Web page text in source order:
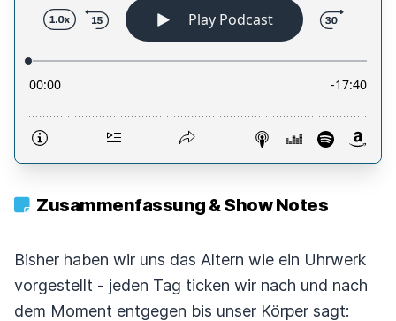
Zusammenfassung & Show Notes
Bisher haben wir uns das Altern wie ein Uhrwerk
vorgestellt - jeden Tag ticken wir nach und nach
dem Moment entgegen bis unser Körper sagt: